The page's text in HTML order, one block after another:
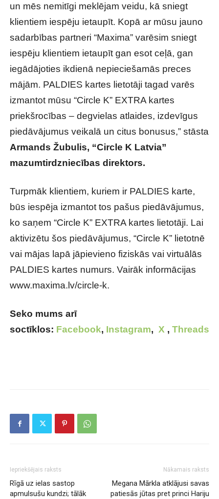
un mēs nemitīgi meklējam veidu, kā sniegt
klientiem iespēju ietaupīt. Kopā ar mūsu jauno
sadarbības partneri “Maxima” varēsim sniegt
iespēju klientiem ietaupīt gan esot ceļā, gan
iegādājoties ikdienā nepieciešamās preces
mājām. PALDIES kartes lietotāji tagad varēs
izmantot mūsu “Circle K” EXTRA kartes
priekšrocības – degvielas atlaides, izdevīgus
piedāvājumus veikalā un citus bonusus,” stāsta
Armands Žubulis, “Circle K Latvia”
mazumtirdzniecības direktors.
Turpmāk klientiem, kuriem ir PALDIES karte,
būs iespēja izmantot tos pašus piedāvājumus,
ko saņem “Circle K” EXTRA kartes lietotāji. Lai
aktivizētu šos piedāvājumus, “Circle K” lietotnē
vai mājas lapā jāpievieno fiziskās vai virtuālās
PALDIES kartes numurs. Vairāk informācijas
www.maxima.lv/circle-k.
Seko mums arī
soctīklos: Facebook, Instagram, X , Threads
Iepriekšējais raksts
Rīgā uz ielas sastop
apmulsušu kundzi; tālāk
Nākamais raksts
Megana Mārkla atklājusi savas
patiesās jūtas pret princi Hariju